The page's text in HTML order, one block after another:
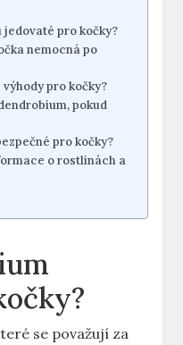
pro kočky?
nemocná po
pro kočky?
pokud
pro kočky?
o rostlinách a
se považují za